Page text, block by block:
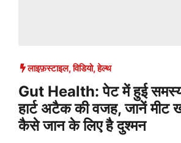
लाइफ़स्टाइल,विडियो,हेल्थ
Gut Health: पेट में हुई
हार्ट अटैक की वजह, जानें मीट
कैसे जान के लिए है दुश्मन